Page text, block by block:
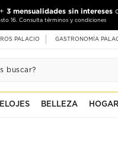
+ 3 mensualidades sin intereses
16. Consulta términos y condiciones
PALACIO GASTRONOMÍA
BELLEZA HOGAR